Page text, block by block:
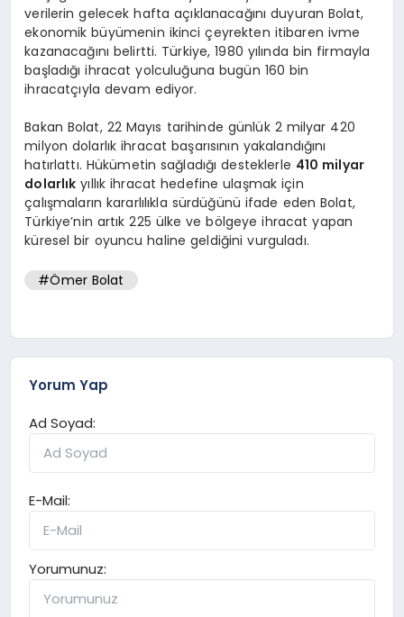
verilerin gelecek hafta açıklanacağını duyuran Bolat,
ekonomik büyümenin ikinci çeyrekten itibaren ivme
kazanacağını belirtti. Türkiye, 1980 yılında bin firmayla
başladığı ihracat yolculuğuna bugün 160 bin
ihracatçıyla devam ediyor.
Bakan Bolat, 22 Mayıs tarihinde günlük 2 milyar 420
milyon dolarlık ihracat başarısının yakalandığını
hatırlattı. Hükümetin sağladığı desteklerle 410 milyar
dolarlık yıllık ihracat hedefine ulaşmak için
çalışmaların kararlılıkla sürdüğünü ifade eden Bolat,
Türkiye’nin artık 225 ülke ve bölgeye ihracat yapan
küresel bir oyuncu haline geldiğini vurguladı.
#Ömer Bolat
Yorum Yap
Ad Soyad:
E-Mail:
Yorumunuz: